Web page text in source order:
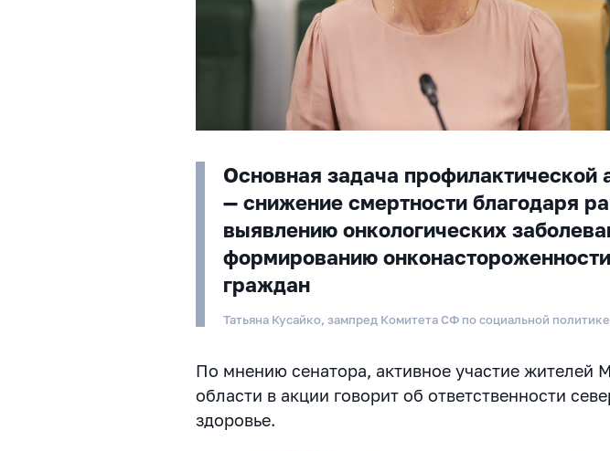
Основная задача профилактической
— снижение смертности благодаря
выявлению онкологических
формированию
граждан
Татьяна Кусайко, зампред Комитета СФ по социальной политике
По мнению сенатора, активное участие жителей
области в акции говорит об ответственности
здоровье.